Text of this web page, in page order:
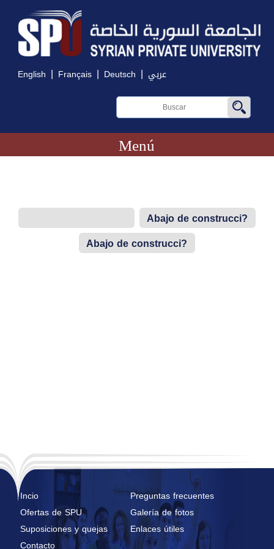
English | Français | Deutsch | عربي
Menú
Abajo de construcci?
n
Abajo de construcci?
Incio
Preguntas frecuentes
Ofertas de SPU
Galería de fotos
Suposiciones y quejas
Enlaces útiles
Contacto